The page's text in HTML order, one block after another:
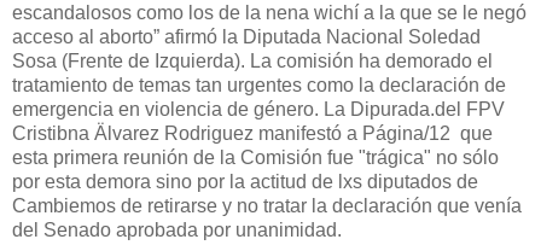
escandalosos como los de la nena wichí a la que se le negó
acceso al aborto” afirmó la Diputada Nacional Soledad
Sosa (Frente de Izquierda). La comisión ha demorado el
tratamiento de temas tan urgentes como la declaración de
emergencia en violencia de género. La Dipurada.del FPV
Cristibna Älvarez Rodriguez manifestó a Página/12 que
esta primera reunión de la Comisión fue "trágica" no sólo
por esta demora sino por la actitud de lxs diputados de
Cambiemos de retirarse y no tratar la declaración que venía
del Senado aprobada por unanimidad.